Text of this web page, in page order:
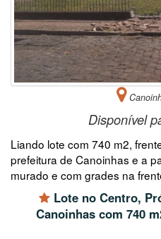
Disponível
Liando lote com 740 m2,
prefeitura de Canoinhas e a
murado e com grades na
Lote no Centro,
Canoinhas com 740